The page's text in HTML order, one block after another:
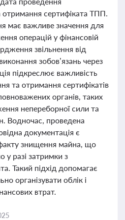
отримання сертифіката ТПП.
має важливе значення для
операцій у фінансовій
звільнення від
зобов’язань через
підкреслює важливість
та отримання сертифікатів
органів, таких
непереборної сили та
Водночас, проведена
документація є
знищення майна, що
у разі затримки з
Такий підхід допомагає
організувати облік і
втрат.